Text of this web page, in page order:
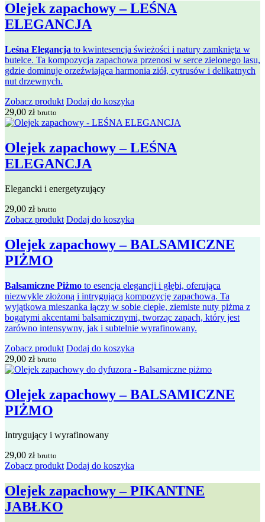
Olejek zapachowy – LEŚNA
ELEGANCJA
Leśna Elegancja to kwintesencja świeżości i natury zamknięta w
butelce. Ta kompozycja zapachowa przenosi w serce zielonego lasu,
gdzie dominuje orzeźwiająca harmonia ziół, cytrusów i delikatnych
nut drzewnych.
Zobacz produkt Dodaj do koszyka
29,00 zł brutto
Olejek zapachowy – LEŚNA
ELEGANCJA
Elegancki i energetyzujący
29,00 zł brutto
Zobacz produkt Dodaj do koszyka
Olejek zapachowy – BALSAMICZNE
PIŻMO
Balsamiczne Piżmo to esencja elegancji i głębi, oferująca
niezwykle złożoną i intrygującą kompozycję zapachową. Ta
wyjątkowa mieszanka łączy w sobie ciepłe, ziemiste nuty piżma z
bogatymi akcentami balsamicznymi, tworząc zapach, który jest
zarówno intensywny, jak i subtelnie wyrafinowany.
Zobacz produkt Dodaj do koszyka
29,00 zł brutto
Olejek zapachowy – BALSAMICZNE
PIŻMO
Intrygujący i wyrafinowany
29,00 zł brutto
Zobacz produkt Dodaj do koszyka
Olejek zapachowy – PIKANTNE
JABŁKO